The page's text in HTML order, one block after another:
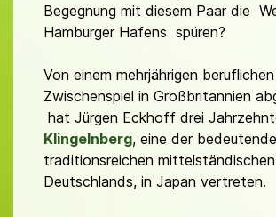
Begegnung mit diesem Paar die
Hamburger Hafens spüren?
Von einem mehrjährigen beruflichen
Zwischenspiel in Großbritannien
hat Jürgen Eckhoff drei
Klingelnberg, eine der
traditionsreichen mittelständischen
Deutschlands, in Japan vertreten.